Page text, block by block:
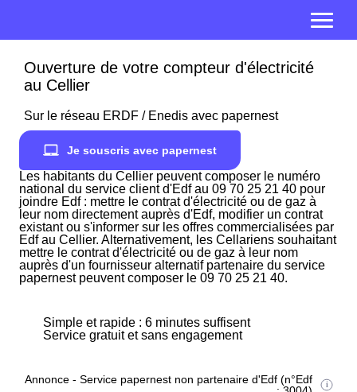
Ouverture de votre compteur d'électricité
au Cellier
Sur le réseau ERDF / Enedis avec papernest
Je souscris avec papernest
Les habitants du Cellier peuvent composer le numéro
national du service client d'Edf au 09 70 25 21 40 pour
joindre Edf : mettre le contrat d'électricité ou de gaz à
leur nom directement auprès d'Edf, modifier un contrat
existant ou s'informer sur les offres commercialisées par
Edf au Cellier. Alternativement, les Cellariens souhaitant
mettre le contrat d'électricité ou de gaz à leur nom
auprès d'un fournisseur alternatif partenaire du service
papernest peuvent composer le 09 70 25 21 40.
Simple et rapide : 6 minutes suffisent
Service gratuit et sans engagement
Annonce - Service papernest non partenaire d'Edf (n°Edf